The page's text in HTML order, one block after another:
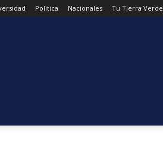
Politica Nacionales Tu Tierra Verde